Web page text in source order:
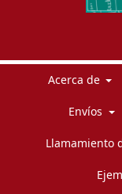
Acerca de
Envíos
Llamamiento